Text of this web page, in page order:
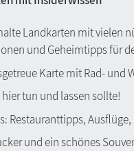
Landkarten mit vielen
und Geheimtipps für
Karte mit Rad- und
tun und lassen sollte!
Restauranttipps,
und ein schönes